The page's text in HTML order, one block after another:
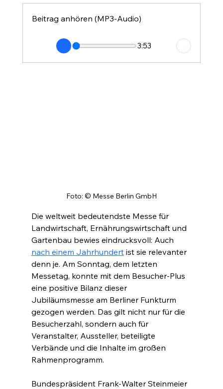
Beitrag anhören (MP3-Audio)
3:53
Foto: © Messe Berlin GmbH
Die weltweit bedeutendste Messe für
Landwirtschaft, Ernährungswirtschaft und
Gartenbau bewies eindrucksvoll: Auch
nach einem Jahrhundert ist sie relevanter
denn je. Am Sonntag, dem letzten
Messetag, konnte mit dem Besucher-Plus
eine positive Bilanz dieser
Jubiläumsmesse am Berliner Funkturm
gezogen werden. Das gilt nicht nur für die
Besucherzahl, sondern auch für
Veranstalter, Aussteller, beteiligte
Verbände und die Inhalte im großen
Rahmenprogramm.
Bundespräsident Frank-Walter Steinmeier